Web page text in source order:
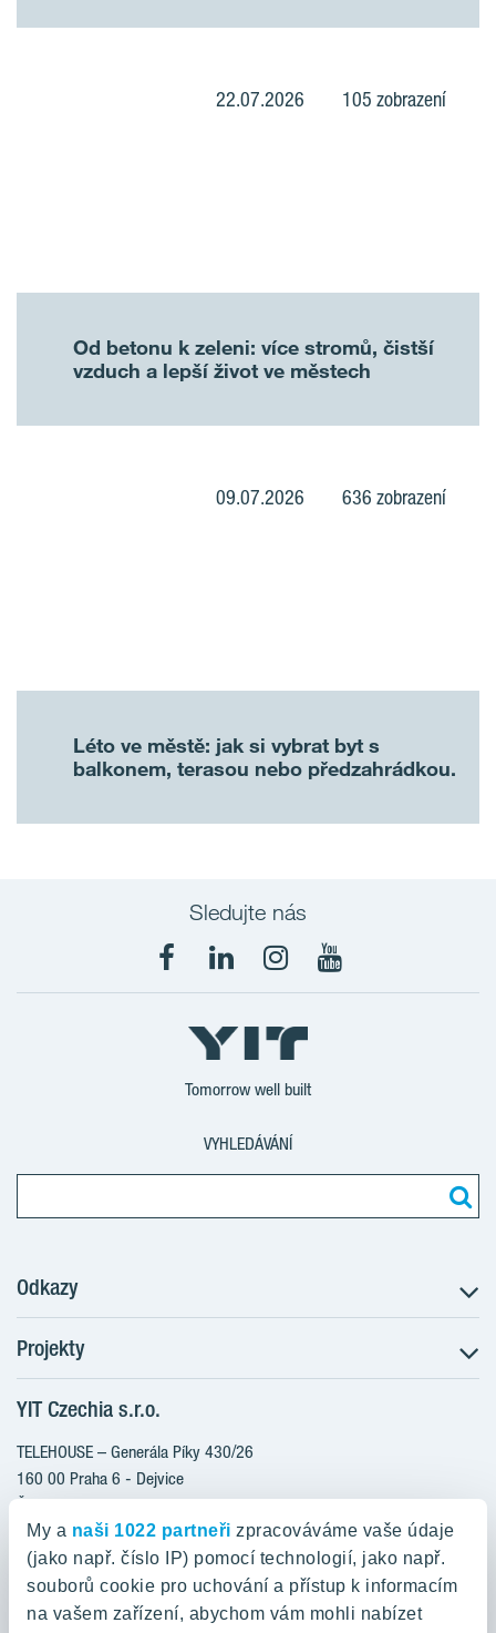
My a naši 1022 partneři zpracováváme vaše údaje
(jako např. číslo IP) pomocí technologií, jako např.
souborů cookie pro uchování a přístup k informacím
na vašem zařízení, abychom vám mohli nabízet
22.07.2026 105 zobrazení
Od betonu k zeleni: více stromů, čistší
vzduch a lepší život ve městech
09.07.2026 636 zobrazení
Léto ve městě: jak si vybrat byt s
balkonem, terasou nebo předzahrádkou.
Sledujte nás
Tomorrow well built
VYHLEDÁVÁNÍ
Odkazy
Postup koupě
Klientské změny
Aktuality
Blog
Kariéra
O nás
YIT PLUS
Projekty
RANTA Barrandov III
RANTA Barrandov IV
TOIVO Roztyly II
KALEVALA
VIRTA Kladno
KATTILA Kamýk
YIT Czechia s.r.o.
TELEHOUSE – Generála Píky 430/26
160 00 Praha 6 - Dejvice
Česká republika
800 200 666
domov@yit.cz